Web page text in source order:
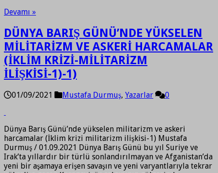
Devamı »
DÜNYA BARIŞ GÜNÜ’NDE YÜKSELEN
MİLİTARİZM VE ASKERİ HARCAMALAR
(İKLİM KRİZİ-MİLİTARİZM
İLİŞKİSİ-1)-1)
01/09/2021 Mustafa Durmuş, Yazarlar 0
Dünya Barış Günü’nde yükselen militarizm ve askeri
harcamalar (İklim krizi militarizm ilişkisi-1) Mustafa
Durmuş / 01.09.2021 Dünya Barış Günü bu yıl Suriye ve
Irak’ta yıllardır bir türlü sonlandırılmayan ve Afganistan’da
yeni bir aşamaya erişen savaşın ve yeni varyantlarıyla tekrar